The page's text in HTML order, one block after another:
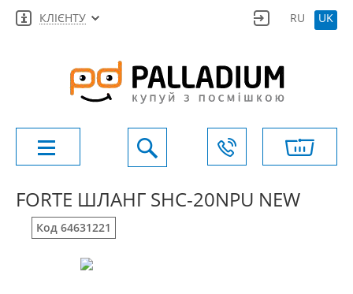
КЛІЄНТУ RU UK
FORTE ШЛАНГ SHC-20NPU NEW
Код 64631221